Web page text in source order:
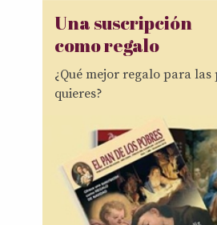
Una suscripción
como regalo
¿Qué mejor regalo para las
quieres?